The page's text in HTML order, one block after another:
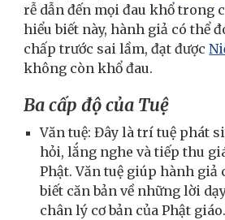
rễ dẫn đến mọi đau khổ trong
hiểu biết này, hành giả có thể
chấp trước sai lầm, đạt được
không còn khổ đau.
Ba cấp độ của Tuệ
Văn tuệ: Đây là trí tuệ phát
hỏi, lắng nghe và tiếp thu
Phật. Văn tuệ giúp hành giả
biết căn bản về những lời
chân lý cơ bản của Phật giáo.